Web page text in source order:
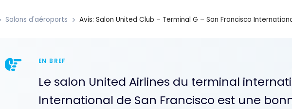
Salons d'aéroports Avis: Salon United Club – Terminal G – San Francisco
EN BREF
Le salon United Airlines du terminal
International de San Francisco est une